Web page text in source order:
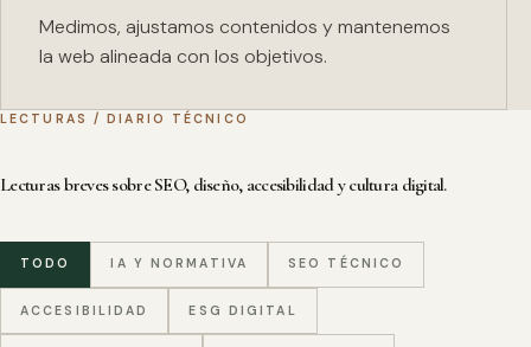
Medimos, ajustamos contenidos y mantenemos
la web alineada con los objetivos.
LECTURAS / DIARIO TÉCNICO
Lecturas breves sobre SEO, diseño, accesibilidad y cultura digital.
TODO IA Y NORMATIVA SEO TÉCNICO
ACCESIBILIDAD ESG DIGITAL